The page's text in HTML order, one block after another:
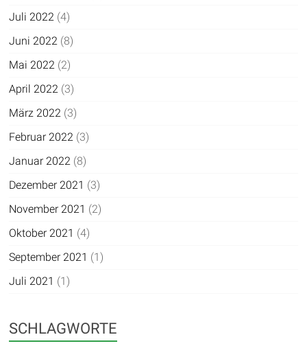
Juli 2022 (4)
Juni 2022 (8)
Mai 2022 (2)
April 2022 (3)
März 2022 (3)
Februar 2022 (3)
Januar 2022 (8)
Dezember 2021 (3)
November 2021 (2)
Oktober 2021 (4)
September 2021 (1)
Juli 2021 (1)
SCHLAGWORTE